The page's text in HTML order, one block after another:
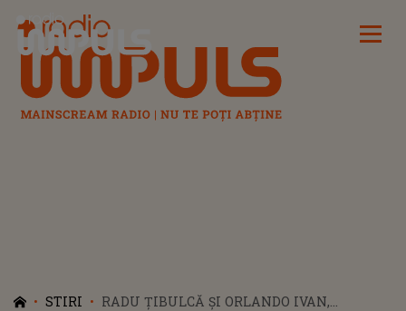
Radio Impuls
STIRI
RADU ȚIBULCĂ ȘI ORLANDO IVAN,